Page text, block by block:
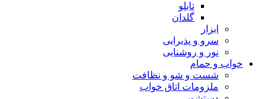
تابلو
گلدان
ابزار
سرو و پذیرایی
نور و روشنایی
خواب و حمام
شست و شو و نظافت
ملزومات اتاق خواب